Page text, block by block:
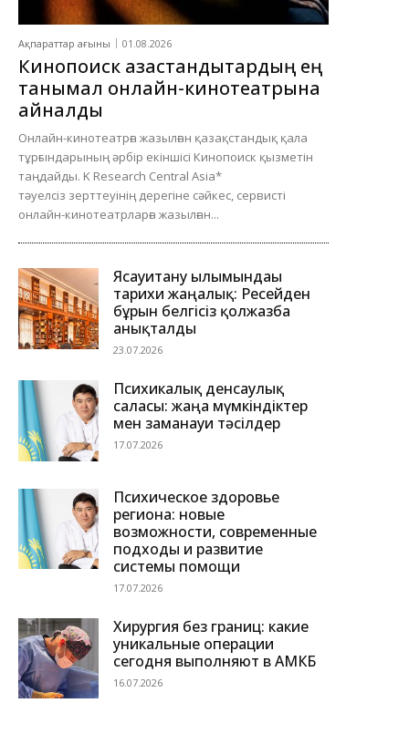
Ақпараттар ағыны 01.08.2026
Кинопоиск қазақстандықтардың ең
танымал онлайн-кинотеатрына
айналды
Онлайн-кинотеатрға жазылған қазақстандық қала
тұрғындарының әрбір екіншісі Кинопоиск қызметін
таңдайды. K Research Central Asia*
тәуелсіз зерттеуінің дерегіне сәйкес, сервисті
онлайн-кинотеатрларға жазылған...
Ясауитану ғылымындағы
тарихи жаңалық: Ресейден
бұрын белгісіз қолжазба
анықталды
23.07.2026
Психикалық денсаулық
саласы: жаңа мүмкіндіктер
мен заманауи тәсілдер
17.07.2026
Психическое здоровье
региона: новые
возможности, современные
подходы и развитие
системы помощи
17.07.2026
Хирургия без границ: какие
уникальные операции
сегодня выполняют в АМКБ
16.07.2026